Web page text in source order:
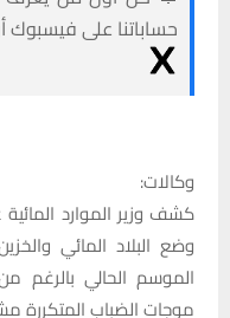
حساباتنا على
وكالات:
كشف وزير الموارد
وضع البلاد المائي
الموسم الحالي بالرغم
موجات الضباب المتكررة